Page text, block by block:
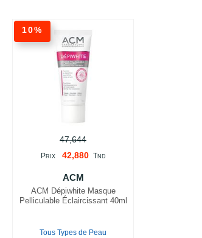
10%
47,644
PRIX 42,880 TND
ACM
ACM Dépiwhite Masque
Pelliculable Éclaircissant 40ml
Tous Types de Peau